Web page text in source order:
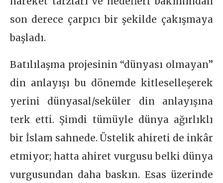
son derece çarpıcı bir şekilde çakışmaya
başladı.
Batılılaşma projesinin “dünyası olmayan”
din anlayışı bu dönemde kitleselleşerek
yerini dünyasal/seküler din anlayışına
terk etti. Şimdi tümüyle dünya ağırlıklı
bir İslam sahnede. Üstelik ahireti de inkâr
etmiyor; hatta ahiret vurgusu belki dünya
vurgusundan daha baskın. Esas üzerinde